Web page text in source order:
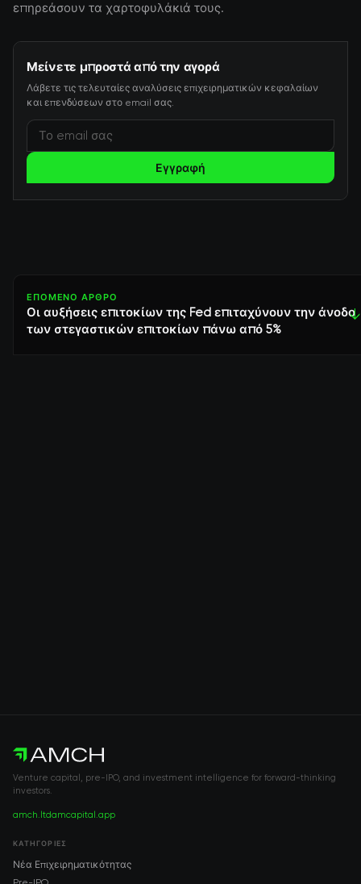
επηρεάσουν τα χαρτοφυλάκιά τους.
Μείνετε μπροστά από την αγορά
Λάβετε τις τελευταίες αναλύσεις επιχειρηματικών κεφαλαίων
και επενδύσεων στο email σας.
Εγγραφή
ΕΠΌΜΕΝΟ ΆΡΘΡΟ
Οι αυξήσεις επιτοκίων της Fed επιταχύνουν την άνοδο
των στεγαστικών επιτοκίων πάνω από 5%
↓
Venture capital, pre-IPO, and investment intelligence for forward-thinking
investors.
amch.ltdamcapital.app
ΚΑΤΗΓΟΡΊΕΣ
Νέα Επιχειρηματικότητας